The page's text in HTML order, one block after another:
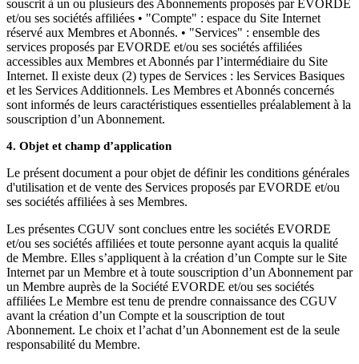
souscrit à un ou plusieurs des Abonnements proposés par EVORDE
et/ou ses sociétés affiliées • "Compte" : espace du Site Internet
réservé aux Membres et Abonnés. • "Services" : ensemble des
services proposés par EVORDE et/ou ses sociétés affiliées
accessibles aux Membres et Abonnés par l’intermédiaire du Site
Internet. Il existe deux (2) types de Services : les Services Basiques
et les Services Additionnels. Les Membres et Abonnés concernés
sont informés de leurs caractéristiques essentielles préalablement à la
souscription d’un Abonnement.
4. Objet et champ d’application
Le présent document a pour objet de définir les conditions générales
d'utilisation et de vente des Services proposés par EVORDE et/ou
ses sociétés affiliées à ses Membres.
Les présentes CGUV sont conclues entre les sociétés EVORDE
et/ou ses sociétés affiliées et toute personne ayant acquis la qualité
de Membre. Elles s’appliquent à la création d’un Compte sur le Site
Internet par un Membre et à toute souscription d’un Abonnement par
un Membre auprès de la Société EVORDE et/ou ses sociétés
affiliées Le Membre est tenu de prendre connaissance des CGUV
avant la création d’un Compte et la souscription de tout
Abonnement. Le choix et l’achat d’un Abonnement est de la seule
responsabilité du Membre.